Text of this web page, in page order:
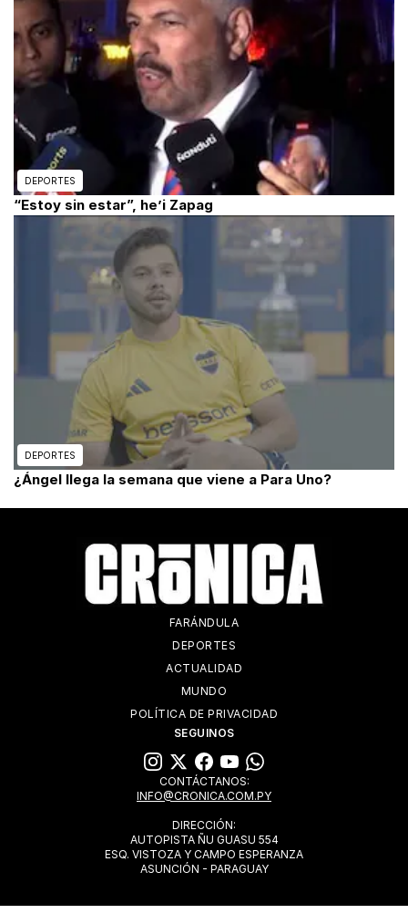
DEPORTES
“Estoy sin estar”, he’i Zapag
DEPORTES
¿Ángel llega la semana que viene a Para Uno?
FARÁNDULA
DEPORTES
ACTUALIDAD
MUNDO
POLÍTICA DE PRIVACIDAD
SEGUINOS
CONTÁCTANOS:
INFO@CRONICA.COM.PY
DIRECCIÓN:
AUTOPISTA ÑU GUASU 554
ESQ. VISTOZA Y CAMPO ESPERANZA
ASUNCIÓN - PARAGUAY